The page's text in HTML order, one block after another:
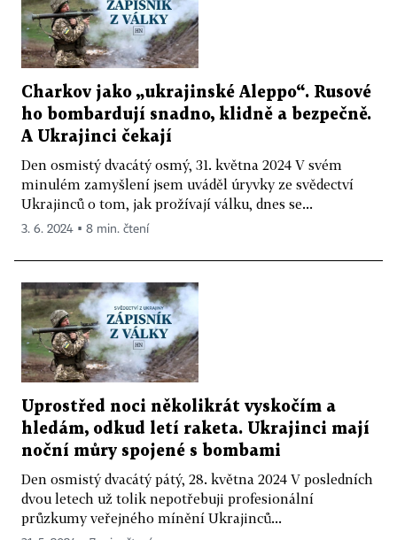
Charkov jako „ukrajinské Aleppo“. Rusové
ho bombardují snadno, klidně a bezpečně.
A Ukrajinci čekají
Den osmistý dvacátý osmý, 31. května 2024 V svém
minulém zamyšlení jsem uváděl úryvky ze svědectví
Ukrajinců o tom, jak prožívají válku, dnes se...
3. 6. 2024 ▪ 8 min. čtení
Uprostřed noci několikrát vyskočím a
hledám, odkud letí raketa. Ukrajinci mají
noční můry spojené s bombami
Den osmistý dvacátý pátý, 28. května 2024 V posledních
dvou letech už tolik nepotřebuji profesionální
průzkumy veřejného mínění Ukrajinců...